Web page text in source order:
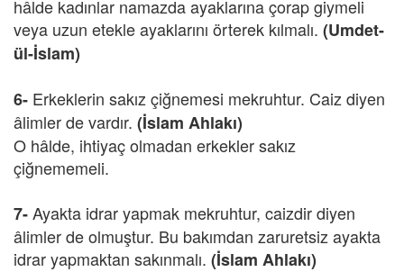
hâlde kadınlar namazda ayaklarına çorap giymeli
veya uzun etekle ayaklarını örterek kılmalı. (Umdet-
ül-İslam)
6- Erkeklerin sakız çiğnemesi mekruhtur. Caiz diyen
âlimler de vardır. (İslam Ahlakı)
O hâlde, ihtiyaç olmadan erkekler sakız
çiğnememeli.
7-Ayakta idrar yapmak mekruhtur, caizdir diyen
âlimler de olmuştur. Bu bakımdan zaruretsiz ayakta
idrar yapmaktan sakınmalı. (İslam Ahlakı)